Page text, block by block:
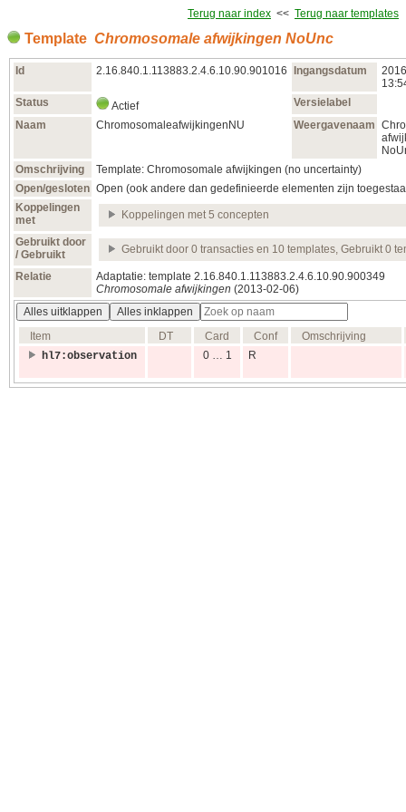
Terug naar index << Terug naar templates
Template Chromosomale afwijkingen NoUnc
Id 2.16.840.1.113883.2.4.6.10.90.901016 Ingangsdatum
Status
Actief
Versielabel
Naam
ChromosomaleafwijkingenNU Weergavenaam
Omschrijving
Template: Chromosomale afwijkingen (no uncertainty)
Open/gesloten Open (ook andere dan gedefinieerde elementen zijn
Koppelingen
met
Koppelingen met 5 concepten
Gebruikt door
/ Gebruikt
Gebruikt door 0 transacties en 10 templates, Gebruikt 0
Relatie
Adaptatie: template 2.16.840.1.113883.2.4.6.10.90.900349
Chromosomale afwijkingen (2013‑02‑06)
Alles uitklappen
Alles inklappen
Item
DT Card Conf
Omschrijving
hl7:observation
0 … 1 R